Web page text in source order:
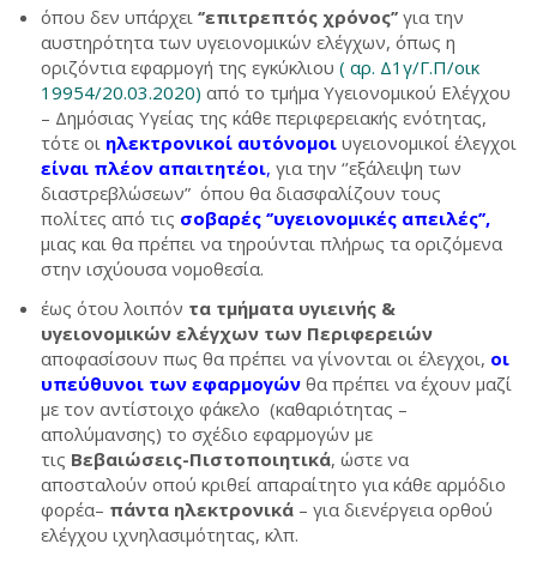
όπου δεν υπάρχει ‘’επιτρεπτός χρόνος’’ για την
αυστηρότητα των υγειονομικών ελέγχων, όπως η
οριζόντια εφαρμογή της εγκύκλιου ( αρ. Δ1γ/Γ.Π/οικ
19954/20.03.2020) από το τμήμα Υγειονομικού Ελέγχου
– Δημόσιας Υγείας της κάθε περιφερειακής ενότητας,
τότε οι ηλεκτρονικοί αυτόνομοι υγειονομικοί έλεγχοι
είναι πλέον απαιτητέοι, για την ‘’εξάλειψη των
διαστρεβλώσεων” όπου θα διασφαλίζουν τους
πολίτες από τις σοβαρές ‘’υγειονομικές απειλές’’,
μιας και θα πρέπει να τηρούνται πλήρως τα οριζόμενα
στην ισχύουσα νομοθεσία.
έως ότου λοιπόν τα τμήματα υγιεινής &
υγειονομικών ελέγχων των Περιφερειών
αποφασίσουν πως θα πρέπει να γίνονται οι έλεγχοι, οι
υπεύθυνοι των εφαρμογών θα πρέπει να έχουν μαζί
με τον αντίστοιχο φάκελο (καθαριότητας –
απολύμανσης) το σχέδιο εφαρμογών με
τις Βεβαιώσεις-Πιστοποιητικά, ώστε να
αποσταλούν οπού κριθεί απαραίτητο για κάθε αρμόδιο
φορέα– πάντα ηλεκτρονικά – για διενέργεια ορθού
ελέγχου ιχνηλασιμότητας, κλπ.